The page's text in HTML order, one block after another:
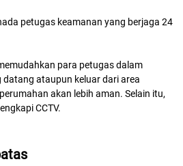
petugas keamanan yang berjaga 24
para petugas dalam
ataupun keluar dari area
akan lebih aman. Selain itu,
CCTV.